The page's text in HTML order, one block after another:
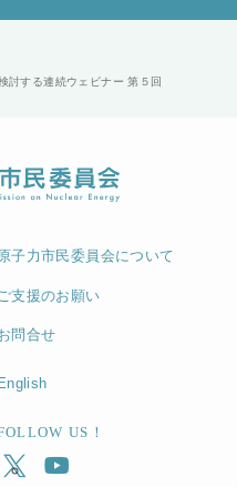
討する連続ウェビナー 第５回
原子力市民委員会について
ご支援のお願い
問合せ
English
US！